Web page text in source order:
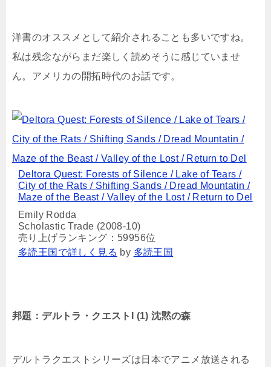
洋書のオススメとして紹介されることも多いですね。
私は残念ながらまだ楽しく読めそうに感じていませ
ん。アメリカの開拓時代のお話です。
Deltora Quest: Forests of Silence / Lake of Tears /
City of the Rats / Shifting Sands / Dread Mountatin /
Maze of the Beast / Valley of the Lost / Return to Del
Emily Rodda
Scholastic Trade (2008-10)
売り上げランキング：59956位
多読王国で詳しく見る by 多読王国
邦題：デルトラ・クエストI (1) 沈黙の森
デルトラクエストシリーズは日本でアニメ放送される